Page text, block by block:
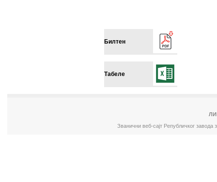
Билтен
Табеле
Званични веб-сајт Републичког